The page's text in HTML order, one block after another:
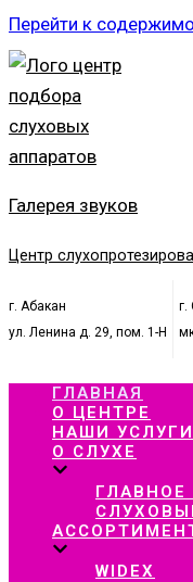
Перейти к
Галерея звуков
Центр
г. Абакан
ул. Ленина д. 29, пом. 1-Н
г.
ГЛАВНАЯ
О ЦЕНТРЕ
НАШИ УСЛУГИ
О СЛУХЕ
ГЛАВНОЕ
WIDEX